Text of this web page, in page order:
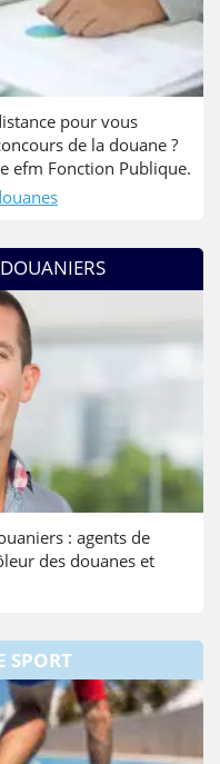
pour vous
de la douane ?
efm Fonction Publique.
: agents de
des douanes et
SPORT